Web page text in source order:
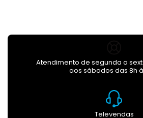
Atendimento de segunda a
aos sábados das 8h
Televendas